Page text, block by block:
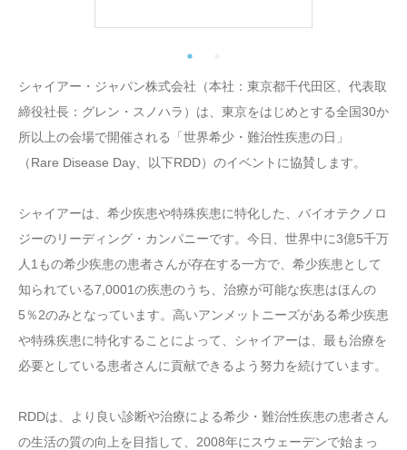
シャイアー・ジャパン株式会社（本社：東京都千代田区、代表取
締役社長：グレン・スノハラ）は、東京をはじめとする全国30か
所以上の会場で開催される「世界希少・難治性疾患の日」
（Rare Disease Day、以下RDD）のイベントに協賛します。
シャイアーは、希少疾患や特殊疾患に特化した、バイオテクノロ
ジーのリーディング・カンパニーです。今日、世界中に3億5千万
人1もの希少疾患の患者さんが存在する一方で、希少疾患として
知られている7,0001の疾患のうち、治療が可能な疾患はほんの
5％2のみとなっています。高いアンメットニーズがある希少疾患
や特殊疾患に特化することによって、シャイアーは、最も治療を
必要としている患者さんに貢献できるよう努力を続けています。
RDDは、より良い診断や治療による希少・難治性疾患の患者さん
の生活の質の向上を目指して、2008年にスウェーデンで始まっ